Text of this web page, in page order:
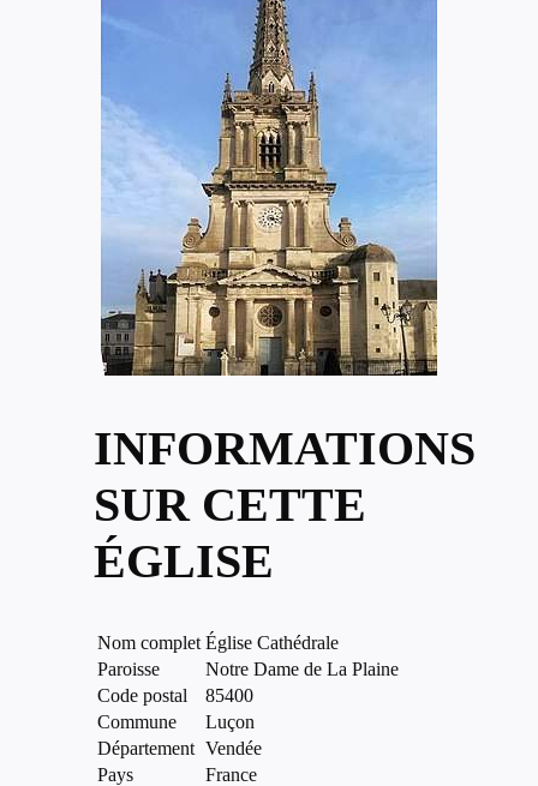
INFORMATIONS
SUR CETTE
ÉGLISE
Nom complet Église Cathédrale
Paroisse
Notre Dame de La Plaine
Code postal
85400
Commune
Luçon
Département Vendée
Pays
France